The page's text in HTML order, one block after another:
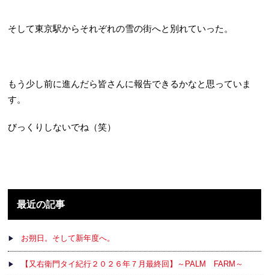
そして東京駅からそれぞれの雪の街へと別れていった。
もう少し前に進んだら皆さんに報告できるかなと思っていま
す。
びっくりしないでね（笑）
最近の記事
お朔日。そして新年度へ。
【又右衛門タイ紀行２０２６年７月最終回】～PALM FARM～